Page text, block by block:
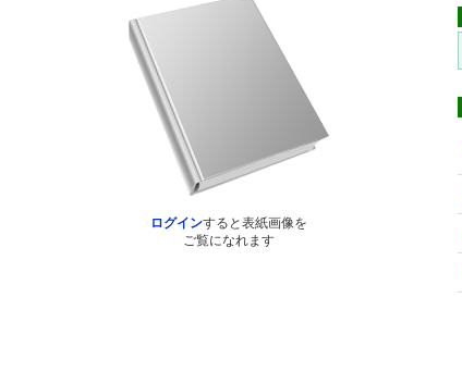
ログインすると表紙画像を
ご覧になれます